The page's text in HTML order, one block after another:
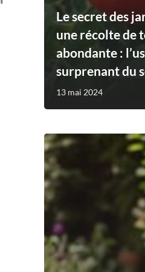
Le secret des
une récolte de
abondante :
surprenant du
13 mai 2024